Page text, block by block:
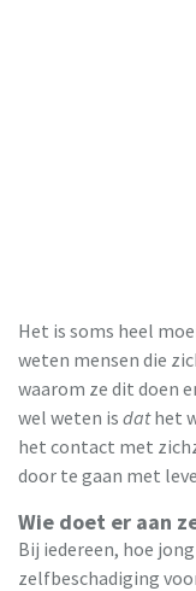
Het is soms heel
weten mensen die
waarom ze dit doen
wel weten is dathet
het contact met
door te gaan met
Wie doet er aan
Bij iedereen, hoe
zelfbeschadiging